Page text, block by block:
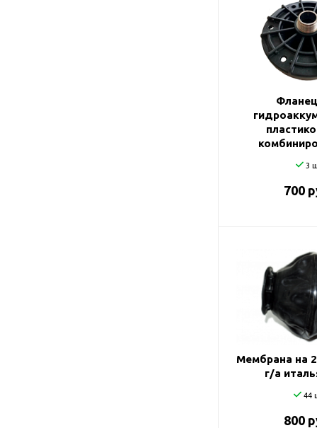
DAB
Jemix
Джилекс
3
700
Мембрана на
г/а
44
800